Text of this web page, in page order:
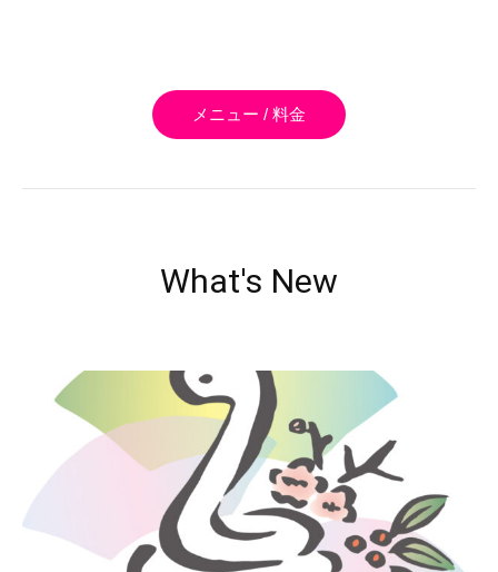
メニュー / 料金
What's New